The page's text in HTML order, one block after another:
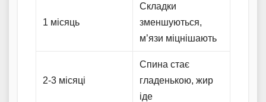
1 місяць
Складки
зменшуються,
м’язи міцнішають
2-3 місяці
Спина стає
гладенькою, жир
іде